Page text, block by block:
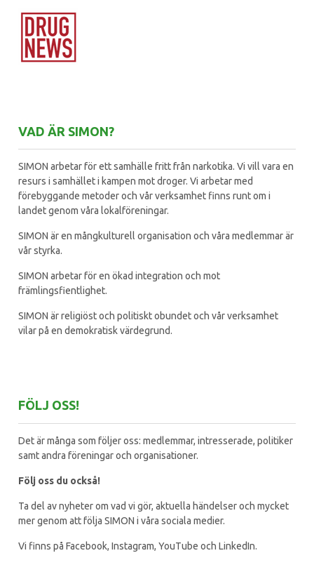
VAD ÄR SIMON?
SIMON arbetar för ett samhälle fritt från narkotika. Vi vill vara en
resurs i samhället i kampen mot droger. Vi arbetar med
förebyggande metoder och vår verksamhet finns runt om i
landet genom våra lokalföreningar.
SIMON är en mångkulturell organisation och våra medlemmar är
vår styrka.
SIMON arbetar för en ökad integration och mot
främlingsfientlighet.
SIMON är religiöst och politiskt obundet och vår verksamhet
vilar på en demokratisk värdegrund.
FÖLJ OSS!
Det är många som följer oss: medlemmar, intresserade, politiker
samt andra föreningar och organisationer.
Följ oss du också!
Ta del av nyheter om vad vi gör, aktuella händelser och mycket
mer genom att följa SIMON i våra sociala medier.
Vi finns på Facebook, Instagram, YouTube och LinkedIn.